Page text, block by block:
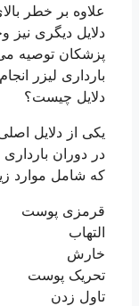
علاوه بر خطر
دلایل دیگری نیز
پزشکان توصیه می
بارداری لیزر
دلایل چیست؟
یکی از دلایل
در دوران
که شامل موارد
قرمزی پوست
التهاب
خارش
تحریک پوست
تاول زدن